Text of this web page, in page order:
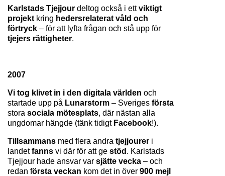
Karlstads Tjejjour deltog också i ett viktigt
projekt kring hedersrelaterat våld och
förtryck
tjejers rättigheter.
2007
Vi tog klivet in i den digitala världen och
startade upp på Lunarstorm – Sveriges
stora sociala mötesplats, där nästan alla
ungdomar hängde (tänk tidigt Facebook!).
Tillsammans med flera andra tjejjourer i
landet fanns vi där för att ge stöd . Karlstads
Tjejjour hade ansvar var sjätte vecka – och
redan första veckan kom det in över 900 mejl